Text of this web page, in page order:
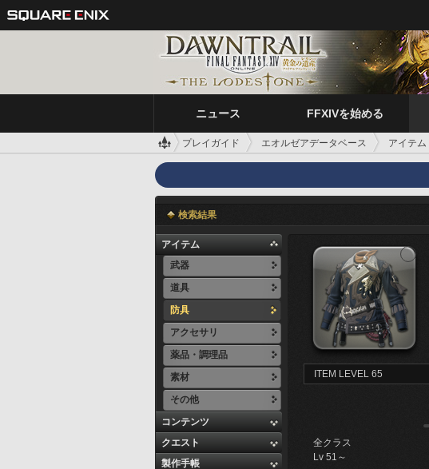
ニュース FFXIVを始める
プレイガイド エオルゼアデータベース アイテム
検索結果
アイテム
武器
道具
防具
アクセサリ
薬品・調理品
素材
その他
コンテンツ
クエスト
製作手帳
ITEM LEVEL 65
全クラス
Lv 51～